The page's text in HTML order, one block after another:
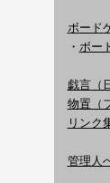
ボード
・ ボー
戯言（
物置（
リンク
管理人